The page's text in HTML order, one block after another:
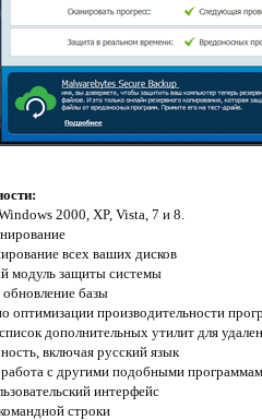
2000, XP, Vista, 7 и 8.
всех ваших дисков
модуль защиты системы
базы
оптимизации производительности
дополнительных утилит для
включая русский язык
с другими подобными
интерфейс
строки